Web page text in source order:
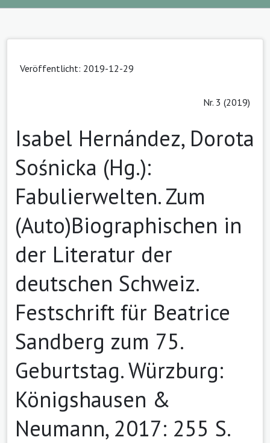
Veröffentlicht: 2019-12-29
Nr. 3 (2019)
Isabel Hernández, Dorota
Sośnicka (Hg.):
Fabulierwelten. Zum
(Auto)Biographischen in
der Literatur der
deutschen Schweiz.
Festschrift für Beatrice
Sandberg zum 75.
Geburtstag. Würzburg:
Königshausen &
Neumann, 2017: 255 S.